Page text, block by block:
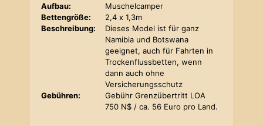
Aufbau:
Muschelcamper
Bettengröße:
2,4 x 1,3m
Beschreibung:
Dieses Model ist für ganz
Namibia und Botswana
geeignet, auch für Fahrten in
Trockenflussbetten, wenn
dann auch ohne
Versicherungsschutz
Gebühren:
Gebühr Grenzübertritt LOA
750 N$ / ca. 56 Euro pro Land.